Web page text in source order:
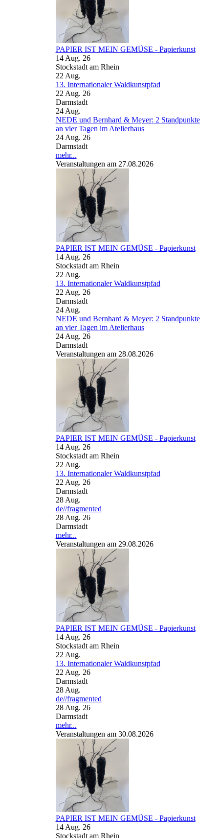
PAPIER IST MEIN GEMÜSE - Papierkunst
14 Aug. 26
Stockstadt am Rhein
22 Aug.
13. Internationaler Waldkunstpfad
22 Aug. 26
Darmstadt
24 Aug.
NEDE und Bernhard & Meyer: 2 Standpunkte
an vier Tagen im Atelierhaus
24 Aug. 26
Darmstadt
mehr...
Veranstaltungen am 27.08.2026
PAPIER IST MEIN GEMÜSE - Papierkunst
14 Aug. 26
Stockstadt am Rhein
22 Aug.
13. Internationaler Waldkunstpfad
22 Aug. 26
Darmstadt
24 Aug.
NEDE und Bernhard & Meyer: 2 Standpunkte
an vier Tagen im Atelierhaus
24 Aug. 26
Darmstadt
Veranstaltungen am 28.08.2026
PAPIER IST MEIN GEMÜSE - Papierkunst
14 Aug. 26
Stockstadt am Rhein
22 Aug.
13. Internationaler Waldkunstpfad
22 Aug. 26
Darmstadt
28 Aug.
de//fragmented
28 Aug. 26
Darmstadt
mehr...
Veranstaltungen am 29.08.2026
PAPIER IST MEIN GEMÜSE - Papierkunst
14 Aug. 26
Stockstadt am Rhein
22 Aug.
13. Internationaler Waldkunstpfad
22 Aug. 26
Darmstadt
28 Aug.
de//fragmented
28 Aug. 26
Darmstadt
mehr...
Veranstaltungen am 30.08.2026
PAPIER IST MEIN GEMÜSE - Papierkunst
14 Aug. 26
Stockstadt am Rhein